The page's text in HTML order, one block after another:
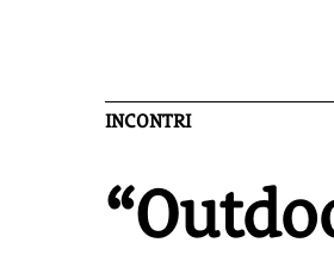
INCONTRI